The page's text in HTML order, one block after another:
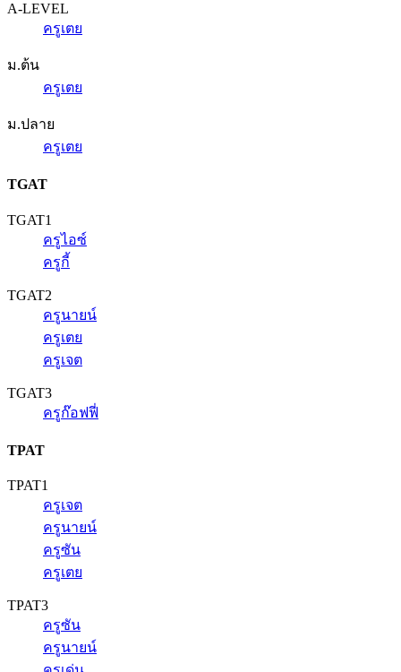
A-LEVEL
ครูเตย
ม.ต้น
ครูเตย
ม.ปลาย
ครูเตย
TGAT
TGAT1
ครูไอซ์
ครูกี้
TGAT2
ครูนายน์
ครูเตย
ครูเจต
TGAT3
ครูก๊อฟฟี่
TPAT
TPAT1
ครูเจต
ครูนายน์
ครูซัน
ครูเตย
TPAT3
ครูซัน
ครูนายน์